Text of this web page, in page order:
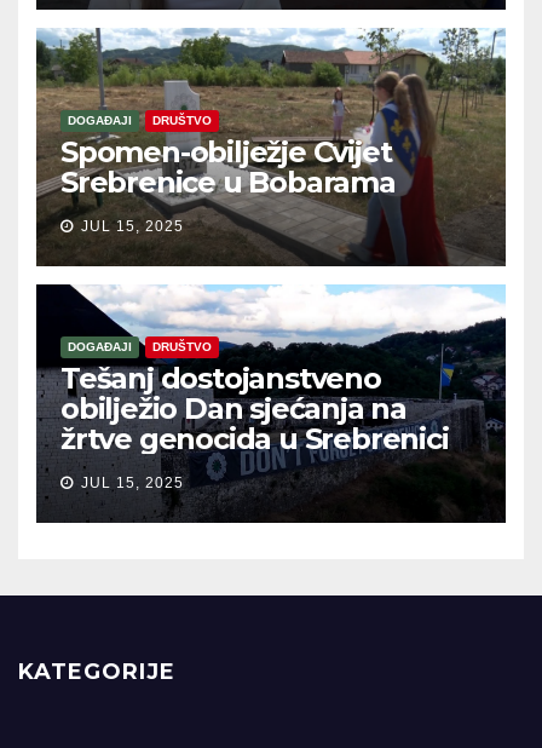
DOGAĐAJI DRUŠTVO
Spomen-obilježje Cvijet
Srebrenice u Bobarama
JUL 15, 2025
DOGAĐAJI DRUŠTVO
Tešanj dostojanstveno
obilježio Dan sjećanja na
žrtve genocida u Srebrenici
JUL 15, 2025
KATEGORIJE